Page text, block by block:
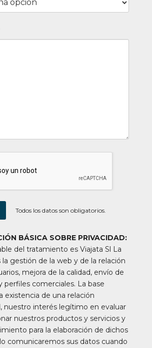
Todos los datos son obligatorios.
BÁSICA SOBRE PRIVACIDAD:
del tratamiento es Viajata Sl La
la gestión de la web y de la relación
mejora de la calidad, envío de
perfiles comerciales. La base
existencia de una relación
nuestro interés legítimo en evaluar
nuestros productos y servicios y
para la elaboración de dichos
comunicaremos sus datos cuando